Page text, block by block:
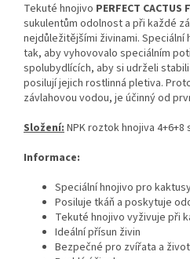
Tekuté hnojivo PERFECT CACTUS
sukulentům odolnost a při každé
nejdůležitějšími živinami.
tak, aby vyhovovalo speciálním
spolubydlících, aby si udrželi
posilují jejich rostlinná pletiva.
závlahovou vodou, je účinný od
Složení:NPK roztok hnojiva
Informace:
Speciální hnojivo pro
Posiluje tkáň a poskytuje
Tekuté hnojivo vyživuje při
Ideální přísun živin
Bezpečné pro zvířata a